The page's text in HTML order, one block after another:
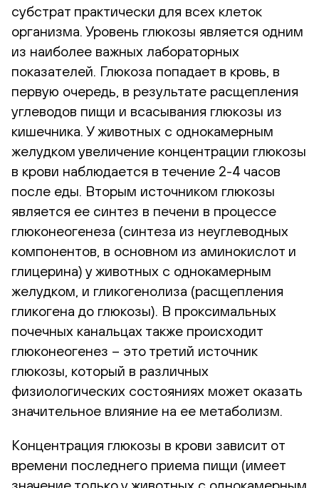
субстрат практически для всех клеток
организма. Уровень глюкозы является одним
из наиболее важных лабораторных
показателей. Глюкоза попадает в кровь, в
первую очередь, в результате расщепления
углеводов пищи и всасывания глюкозы из
кишечника. У животных с однокамерным
желудком увеличение концентрации глюкозы
в крови наблюдается в течение 2-4 часов
после еды. Вторым источником глюкозы
является ее синтез в печени в процессе
глюконеогенеза (синтеза из неуглеводных
компонентов, в основном из аминокислот и
глицерина) у животных с однокамерным
желудком, и гликогенолиза (расщепления
гликогена до глюкозы). В проксимальных
почечных канальцах также происходит
глюконеогенез – это третий источник
глюкозы, который в различных
физиологических состояниях может оказать
значительное влияние на ее метаболизм.
Концентрация глюкозы в крови зависит от
времени последнего приема пищи (имеет
значение только у животных с однокамерным